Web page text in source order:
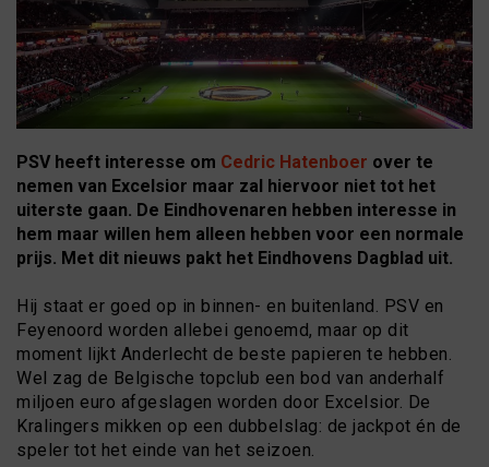
PSV heeft interesse om Cedric Hatenboer over te
nemen van Excelsior maar zal hiervoor niet tot het
uiterste gaan. De Eindhovenaren hebben interesse in
hem maar willen hem alleen hebben voor een normale
prijs. Met dit nieuws pakt het Eindhovens Dagblad uit.
Hij staat er goed op in binnen- en buitenland. PSV en
Feyenoord worden allebei genoemd, maar op dit
moment lijkt Anderlecht de beste papieren te hebben.
Wel zag de Belgische topclub een bod van anderhalf
miljoen euro afgeslagen worden door Excelsior. De
Kralingers mikken op een dubbelslag: de jackpot én de
speler tot het einde van het seizoen.